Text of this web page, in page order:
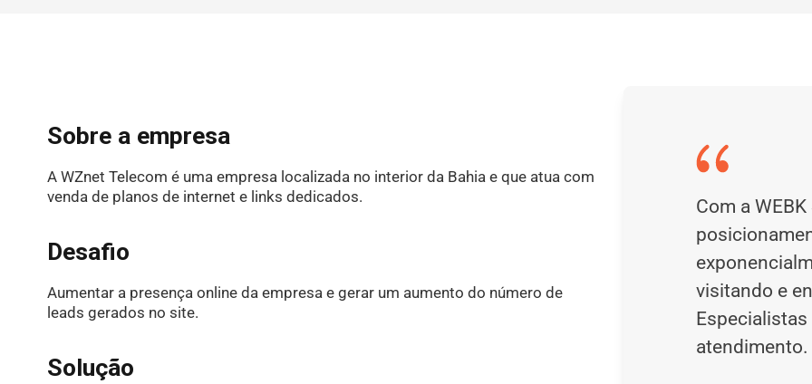
Sobre a empresa
A WZnet Telecom é uma empresa localizada no interior da Bahia e que atua com
venda de planos de internet e links dedicados.
Desafio
Aumentar a presença online da empresa e gerar um aumento do número de
leads gerados no site.
Solução
Com a
visitando e
Especialistas
atendimento.